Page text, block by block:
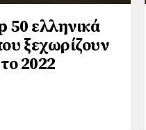
50 ελληνικά
ξεχωρίζουν
το 2022